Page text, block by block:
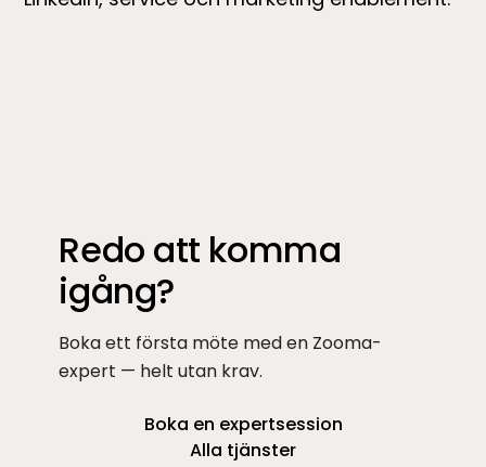
Redo att komma
igång?
Boka ett första möte med en Zooma-
expert — helt utan krav.
Boka en expertsession
Alla tjänster